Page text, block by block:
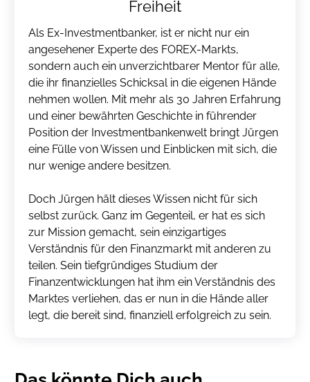
Freiheit
Als Ex-Investmentbanker, ist er nicht nur ein
angesehener Experte des FOREX-Markts,
sondern auch ein unverzichtbarer Mentor für alle,
die ihr finanzielles Schicksal in die eigenen Hände
nehmen wollen. Mit mehr als 30 Jahren Erfahrung
und einer bewährten Geschichte in führender
Position der Investmentbankenwelt bringt Jürgen
eine Fülle von Wissen und Einblicken mit sich, die
nur wenige andere besitzen.
Doch Jürgen hält dieses Wissen nicht für sich
selbst zurück. Ganz im Gegenteil, er hat es sich
zur Mission gemacht, sein einzigartiges
Verständnis für den Finanzmarkt mit anderen zu
teilen. Sein tiefgründiges Studium der
Finanzentwicklungen hat ihm ein Verständnis des
Marktes verliehen, das er nun in die Hände aller
legt, die bereit sind, finanziell erfolgreich zu sein.